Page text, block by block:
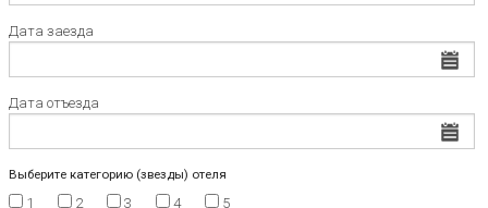
Дата заезда
Дата отъезда
Выберите категорию (звезды) отеля
1 2 3 4 5